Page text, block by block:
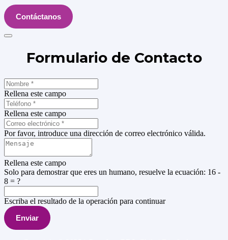
Contáctanos
Formulario de Contacto
Rellena este campo
Rellena este campo
Por favor, introduce una dirección de correo electrónico válida.
Rellena este campo
Solo para demostrar que eres un humano, resuelve la ecuación: 16 -
8 = ?
Escriba el resultado de la operación para continuar
Enviar